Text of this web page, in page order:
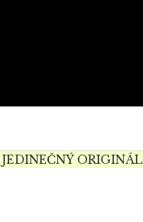
JEDINEČNÝ ORIGINÁL